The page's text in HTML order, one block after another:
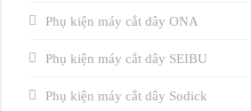
Phụ kiện máy cắt dây ONA
Phụ kiện máy cắt dây SEIBU
Phụ kiện máy cắt dây Sodick